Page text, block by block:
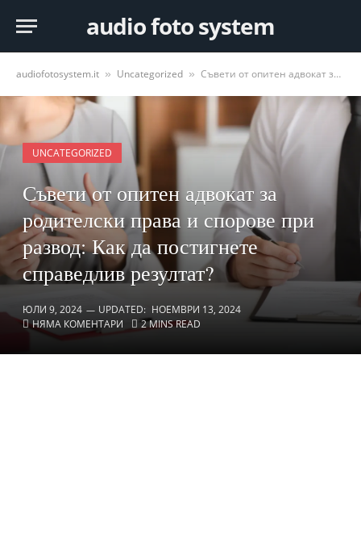
audio foto system
audiofotosystem.it » Uncategorized » Съвети от опитен адвокат за родителски права и спорове при развод: Как да постигнете справедлив резултат?
UNCATEGORIZED
Съвети от опитен адвокат за
родителски права и спорове при
развод: Как да постигнете
справедлив резултат?
ЮЛИ 9, 2024 UPDATED: НОЕМВРИ 13, 2024
НЯМА КОМЕНТАРИ
2 MINS READ